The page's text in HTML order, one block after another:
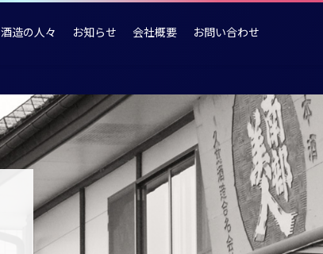
酒造の人々 お知らせ 会社概要 お問い合わせ